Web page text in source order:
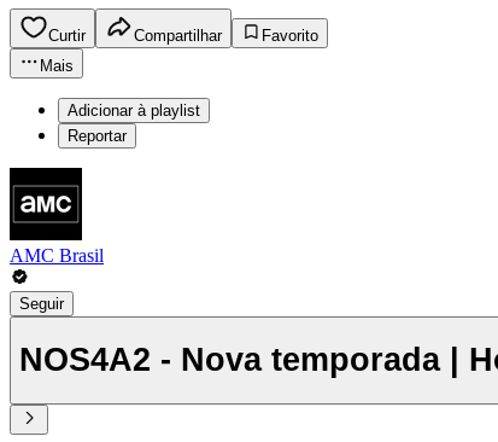
Curtir Compartilhar
Favorito
Mais
Adicionar à playlist
Reportar
AMC Brasil
Seguir
NOS4A2 - Nova temporada |